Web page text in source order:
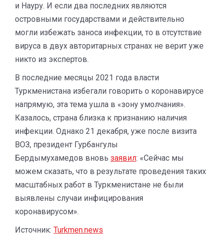
и Науру. И если два последних являются
островными государствами и действительно
могли избежать заноса инфекции, то в отсутствие
вируса в двух авторитарных странах не верит уже
никто из экспертов.
В последние месяцы 2021 года власти
Туркменистана избегали говорить о коронавирусе
напрямую, эта тема ушла в «зону умолчания».
Казалось, страна близка к признанию наличия
инфекции. Однако 21 декабря, уже после визита
ВОЗ, президент Гурбангулы
Бердымухамедов вновь заявил: «Сейчас мы
можем сказать, что в результате проведения таких
масштабных работ в Туркменистане не были
выявлены случаи инфицирования
коронавирусом».
Источник: Turkmen.news